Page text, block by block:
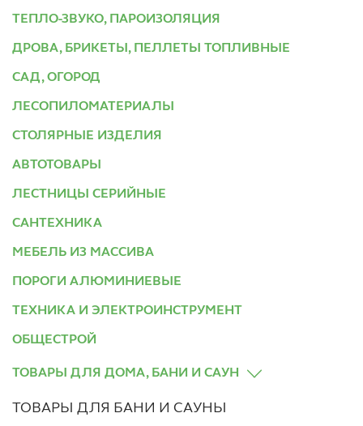
ТЕПЛО-ЗВУКО, ПАРОИЗОЛЯЦИЯ
ДРОВА, БРИКЕТЫ, ПЕЛЛЕТЫ ТОПЛИВНЫЕ
САД, ОГОРОД
ЛЕСОПИЛОМАТЕРИАЛЫ
СТОЛЯРНЫЕ ИЗДЕЛИЯ
АВТОТОВАРЫ
ЛЕСТНИЦЫ СЕРИЙНЫЕ
САНТЕХНИКА
МЕБЕЛЬ ИЗ МАССИВА
ПОРОГИ АЛЮМИНИЕВЫЕ
ТЕХНИКА И ЭЛЕКТРОИНСТРУМЕНТ
ОБЩЕСТРОЙ
ТОВАРЫ ДЛЯ ДОМА, БАНИ И САУН
ТОВАРЫ ДЛЯ БАНИ И САУНЫ